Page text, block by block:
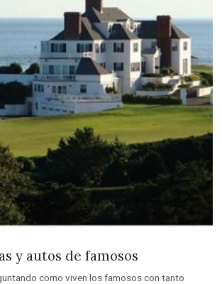
y autos de famosos
como viven los famosos con tanto